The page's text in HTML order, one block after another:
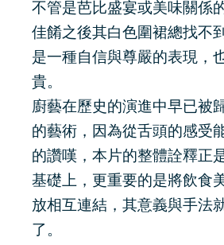
不管是芭比盛宴或美味關係
佳餚之後其白色圍裙總找不
是一種自信與尊嚴的表現，
貴。
廚藝在歷史的演進中早已被
的藝術，因為從舌頭的感受
的讚嘆，本片的整體詮釋正
基礎上，更重要的是將飲食
放相互連結，其意義與手法
了。